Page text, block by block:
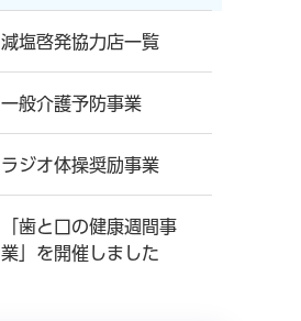
減塩啓発協力店一覧
一般介護予防事業
ラジオ体操奨励事業
「歯と口の健康週間事
業」を開催しました